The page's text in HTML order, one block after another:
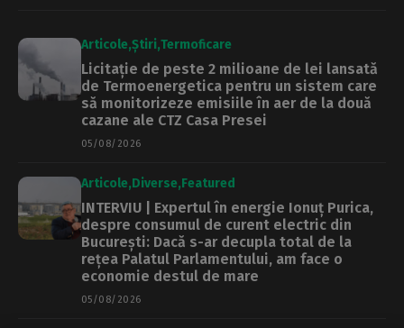
Articole Știri Termoficare
Licitație de peste 2 milioane de lei lansată
de Termoenergetica pentru un sistem care
să monitorizeze emisiile în aer de la două
cazane ale CTZ Casa Presei
05/08/2026
Articole Diverse Featured
INTERVIU | Expertul în energie Ionuț Purica,
despre consumul de curent electric din
București: Dacă s-ar decupla total de la
rețea Palatul Parlamentului, am face o
economie destul de mare
05/08/2026